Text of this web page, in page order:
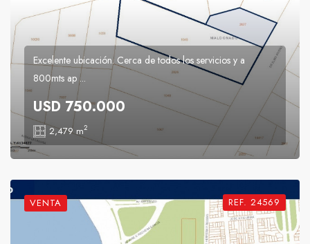
Excelente ubicación. Cerca de todos los servicios y a
800mts ap ...
USD 750.000
2,479 m2
VENTA REF. 24569